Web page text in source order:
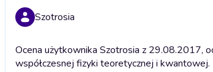
Szotrosia
Ocena użytkownika Szotrosia z 29.08.2017,
współczesnej fizyki teoretycznej i kwantowej.